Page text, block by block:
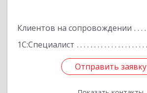
Клиентов на сопровождении
1С:Специалист
Отправить заявку
Отправить заявку